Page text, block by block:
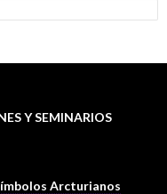
Y SEMINARIOS
Arcturianos